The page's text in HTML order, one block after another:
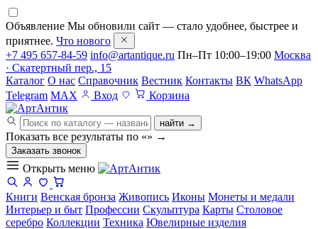
Объявление Мы обновили сайт — стало удобнее, быстрее и
приятнее. Что нового
+7 495 657-84-59 info@artantique.ru Пн–Пт 10:00–19:00 Москва
· Скатертный пер., 15
Каталог О нас Справочник Вестник Контакты ВК WhatsApp
Telegram MAX Вход Корзина
найти →
Показать все результаты по «» →
Заказать звонок
Открыть меню
Книги Венская бронза Живопись Иконы Монеты и медали
Интерьер и быт Профессии Скульптура Карты Столовое
серебро Коллекции Техника Ювелирные изделия